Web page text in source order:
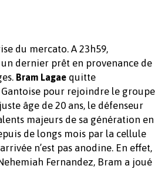
du mercato. A 23h59,
dernier prêt en provenance de
Bram Lagae quitte
pour rejoindre le groupe
âge de 20 ans, le défenseur
majeurs de sa génération en
de longs mois par la cellule
n’est pas anodine. En effet,
Fernandez, Bram a joué